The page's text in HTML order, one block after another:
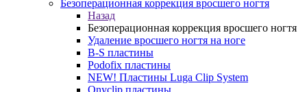
Безоперационная коррекция вросшего ногтя
Назад
Безоперационная коррекция вросшего ногтя
Удаление вросшего ногтя на ноге
B-S пластины
Podofix пластины
NEW! Пластины Luga Clip System
Onyclip пластины